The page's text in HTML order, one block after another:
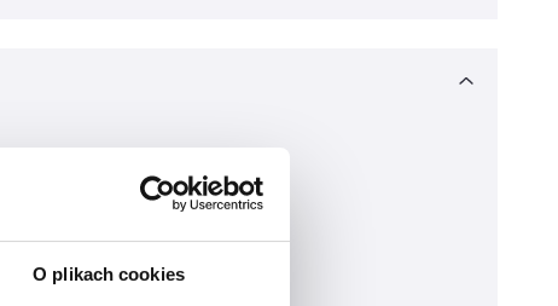
O plikach cookies